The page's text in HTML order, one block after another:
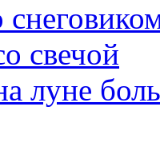
свечой
луне